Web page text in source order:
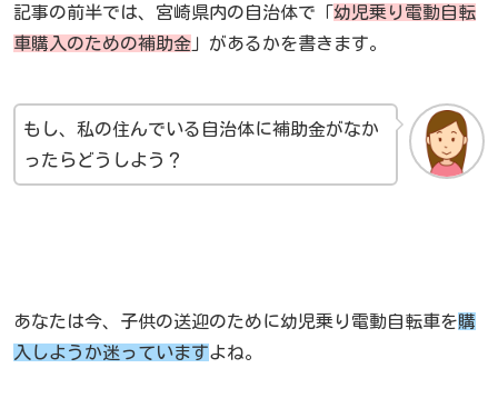
記事の前半では、宮崎県内の自治体で「幼児乗り電動自転
車購入のための補助金 」があるかを書きます。
もし、私の住んでいる自治体に補助金がなか
ったらどうしよう？
あなたは今、子供の送迎のために幼児乗り電動自転車を購
入しようか迷っていますよね。